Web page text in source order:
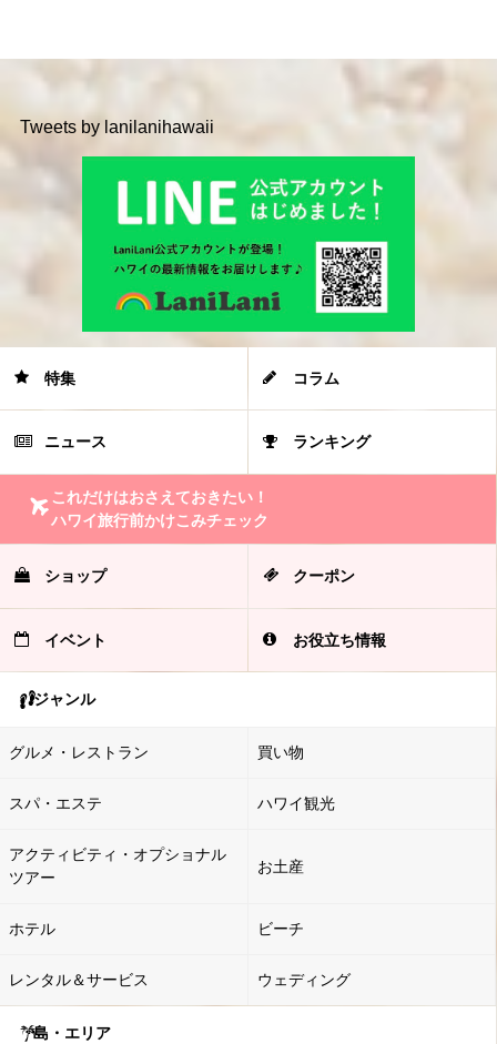
Tweets by lanilanihawaii
特集 コラム
ニュース ランキング
これだけはおさえておきたい！
ハワイ旅行前かけこみチェック
ショップ クーポン
イベント お役立ち情報
ジャンル
グルメ・レストラン 買い物
スパ・エステ ハワイ観光
アクティビティ・オプショナル
ツアー
お土産
ホテル ビーチ
レンタル＆サービス ウェディング
島・エリア